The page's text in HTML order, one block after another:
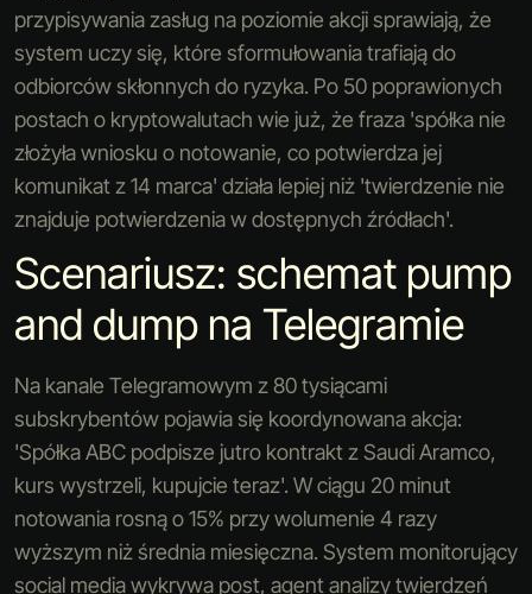
przypisywania zasług na poziomie akcji sprawiają, że
system uczy się, które sformułowania trafiają do
odbiorców skłonnych do ryzyka. Po 50 poprawionych
postach o kryptowalutach wie już, że fraza 'spółka nie
złożyła wniosku o notowanie, co potwierdza jej
komunikat z 14 marca' działa lepiej niż 'twierdzenie nie
znajduje potwierdzenia w dostępnych źródłach'.
Scenariusz: schemat pump
and dump na Telegramie
Na kanale Telegramowym z 80 tysiącami
subskrybentów pojawia się koordynowana akcja:
'Spółka ABC podpisze jutro kontrakt z Saudi Aramco,
kurs wystrzeli, kupujcie teraz'. W ciągu 20 minut
notowania rosną o 15% przy wolumenie 4 razy
wyższym niż średnia miesięczna. System monitorujący
social media wykrywa post, agent analizy twierdzeń